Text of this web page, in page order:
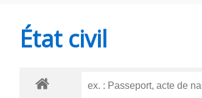
État civil